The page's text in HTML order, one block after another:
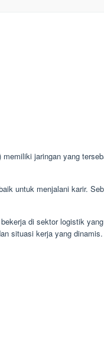
jaringan yang
untuk menjalani karir.
di sektor logistik
situasi kerja yang dinamis.